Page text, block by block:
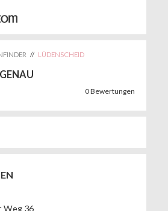
// LÜDENSCHEID
0Bewertungen
Weg 36